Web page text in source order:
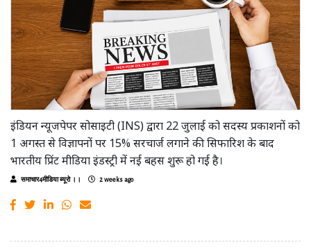
इंडियन न्यूजपेपर सोसाइटी (INS) द्वारा 22 जुलाई को सदस्य प्रकाशनों को
1 अगस्त से विज्ञापनों पर 15% सरचार्ज लगाने की सिफारिश के बाद
भारतीय प्रिंट मीडिया इंडस्ट्री में नई बहस शुरू हो गई है।
समाचार4मीडिया ब्यूरो ।। 2 weeks ago